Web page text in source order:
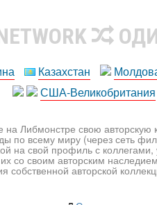
Казахстан
США-Великобритания
на Либмонстре свою
по всему миру (через сеть
на свой профиль с
со своим авторским
собственной авторской